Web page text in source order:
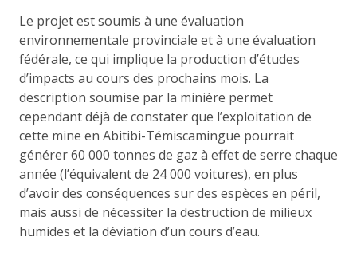
Le projet est soumis à une évaluation
environnementale provinciale et à une évaluation
fédérale, ce qui implique la production d’études
d’impacts au cours des prochains mois. La
description soumise par la minière permet
cependant déjà de constater que l’exploitation de
cette mine en Abitibi-Témiscamingue pourrait
générer 60 000 tonnes de gaz à effet de serre chaque
année (l’équivalent de 24 000 voitures), en plus
d’avoir des conséquences sur des espèces en péril,
mais aussi de nécessiter la destruction de milieux
humides et la déviation d’un cours d’eau.